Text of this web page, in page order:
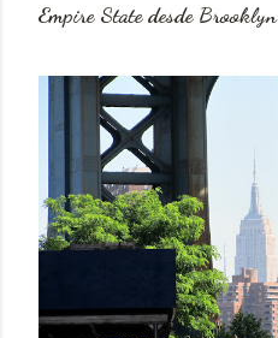
Empire State desde Brooklyn